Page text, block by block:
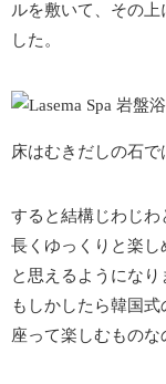
ルを敷いて、その上
した。
床はむきだしの石
すると結構じわじわ
長くゆっくりと楽
と思えるようになり
もしかしたら韓国
座って楽しむものな